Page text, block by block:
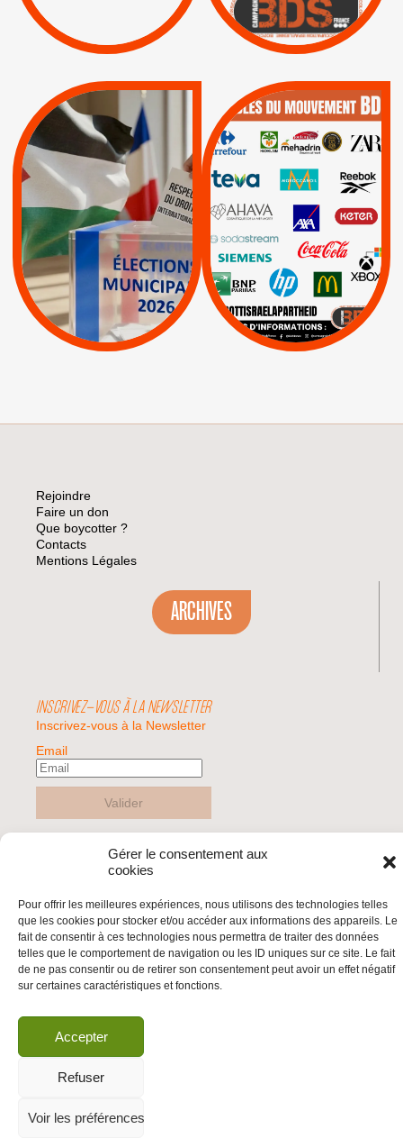
Gérer le consentement aux
cookies
Pour offrir les meilleures expériences, nous utilisons des technologies telles
que les cookies pour stocker et/ou accéder aux informations des appareils. Le
fait de consentir à ces technologies nous permettra de traiter des données
telles que le comportement de navigation ou les ID uniques sur ce site. Le fait
de ne pas consentir ou de retirer son consentement peut avoir un effet négatif
sur certaines caractéristiques et fonctions.
Accepter
Refuser
Voir les préférences
| Actus Pétitions
Lettres d'interpellation
MUNICIPALES 2026 :
JE VOTE POUR LE
RESPECT DU DROIT
INTERNATIONAL EN
PALESTINE
APPELS | Actus
Espaces Sans
Apartheid
| Lettres d'interpellation
Pétitions
QUE BOYCOTTER ?
BOYCOTT /
AXA BNP | CAF |
Carrefour | HP |
Keter |
Livres et brochures |
Mehadrin | PUMA
Sodastream |
Visuels, tracts,
affiches,...
Rejoindre
Faire un don
Que boycotter ?
Contacts
Mentions Légales
ARCHIVES
INSCRIVEZ-VOUS À LA NEWSLETTER
Inscrivez-vous à la Newsletter
Email
Valider
© 2026 | BDS France | Boycott Désinvestissement Sanctions, la réponse